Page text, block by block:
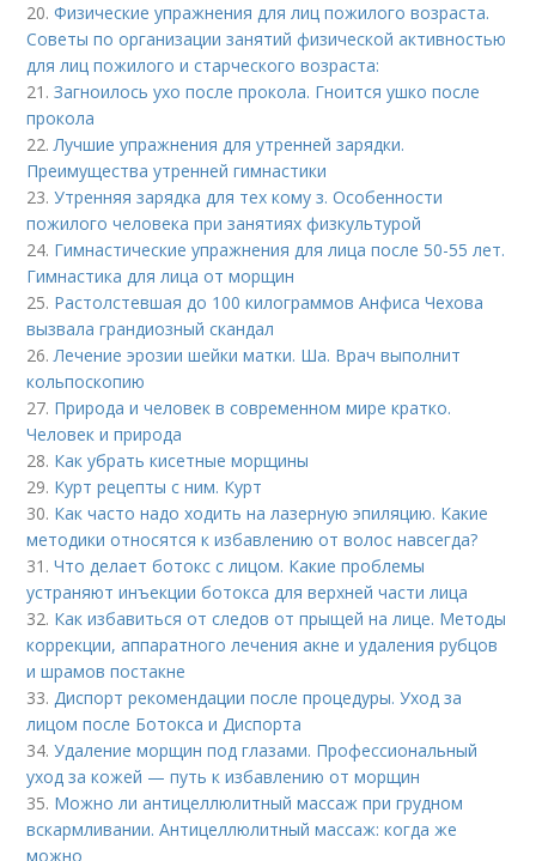
20.Физические упражнения для лиц пожилого возраста.
Советы по организации занятий физической активностью
для лиц пожилого и старческого возраста:
21.Загноилось ухо после прокола. Гноится ушко после
прокола
22.Лучшие упражнения для утренней зарядки.
Преимущества утренней гимнастики
23.Утренняя зарядка для тех кому з. Особенности
пожилого человека при занятиях физкультурой
24. Гимнастические упражнения для лица после 50-55 лет.
Гимнастика для лица от морщин
25. Растолстевшая до 100 килограммов Анфиса Чехова
вызвала грандиозный скандал
26.Лечение эрозии шейки матки. Ша. Врач выполнит
кольпоскопию
27. Природа и человек в современном мире кратко.
Человек и природа
28. Как убрать кисетные морщины
29. Курт рецепты с ним. Курт
30. Как часто надо ходить на лазерную эпиляцию. Какие
методики относятся к избавлению от волос навсегда?
31.Что делает ботокс с лицом. Какие проблемы
устраняют инъекции ботокса для верхней части лица
32. Как избавиться от следов от прыщей на лице. Методы
коррекции, аппаратного лечения акне и удаления рубцов
и шрамов постакне
33.Диспорт рекомендации после процедуры. Уход за
лицом после Ботокса и Диспорта
34.Удаление морщин под глазами. Профессиональный
уход за кожей — путь к избавлению от морщин
35. Можно ли антицеллюлитный массаж при грудном
вскармливании. Антицеллюлитный массаж: когда же
можно